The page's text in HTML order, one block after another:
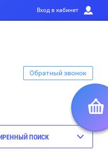
Вход в кабинет
Обратный звонок
ПОИСК